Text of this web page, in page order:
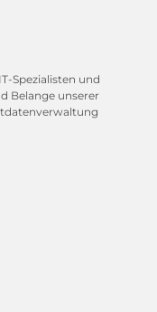
Spezialisten und
Belange unserer